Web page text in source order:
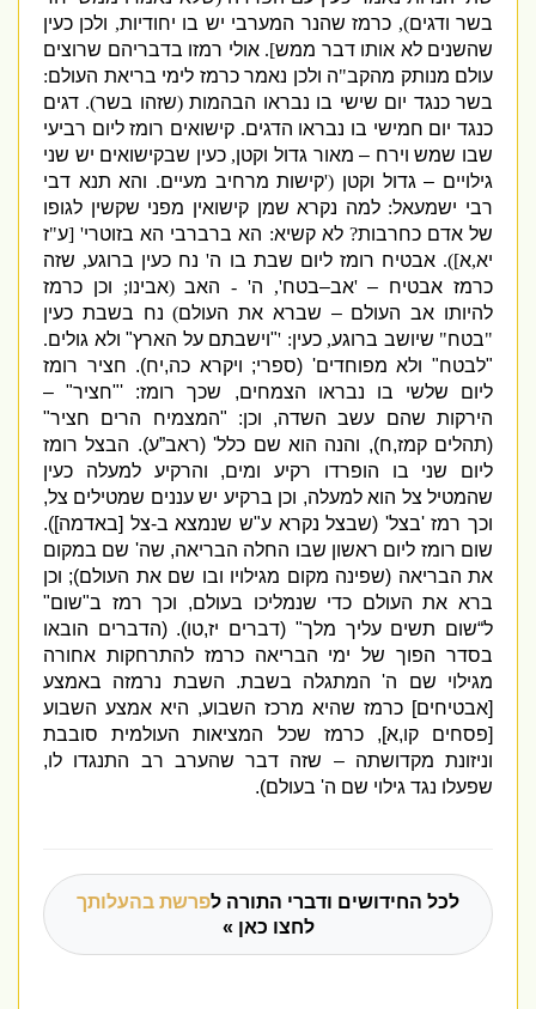
בשר ודגים),כרמז שהנר המערבי יש בו יחודיות,ולכן כעין
שהשנים לא אותו דבר ממש].אולי רמזו בדבריהם שרוצים
עולם מנותק מהקב"ה ולכן נאמר כרמז לימי בריאת העולם:
בשר כנגד יום שישי בו נבראו הבהמות(שזהו בשר).דגים
כנגד יום חמישי בו נבראו הדגים.קישואים רומז ליום רביעי
שבו שמש וירח – מאור גדול וקטן,כעין שבקישואים יש שני
גילויים – גדול וקטן(' קישות מרחיב מעיים.והא תנא דבי
רבי ישמעאל:למה נקרא שמן קישואין מפני שקשין לגופו
של אדם כחרבות?לא קשיא:הא ברברבי הא בזוטרי' [ע "ז
,א]).אבטיח רומז ליום שבת בו ה 'נח כעין ברוגע,שזה
כרמז אבטיח –'אב–בטח',ה ' - האב(אבינו;וכן כרמז
להיותו אב העולם – שברא את העולם)נח בשבת כעין
בטח"שיושב ברוגע,כעין: '
" וישבתם על הארץ"ולא גולים.
לבטח"ולא מפוחדים' (ספרי;ויקרא כה,יח).חציר רומז
ליום שלשי בו נבראו הצמחים,שכך רומז: '" חציר" –
הירקות שהם עשב השדה,וכן: " המצמיח הרים חציר"
תהלים קמז,ח),והנה הוא שם כלל' (ראב”ע).הבצל רומז
ליום שני בו הופרדו רקיע ומים,והרקיע למעלה כעין
שהמטיל צל הוא למעלה,וכן ברקיע יש עננים שמטילים צל,
וכך רמז'בצל' (שבצל נקרא ע "ש שנמצא ב צל[באדמה]).
שום רומז ליום ראשון שבו החלה הבריאה,שה'שם במקום
את הבריאה(שפינה מקום מגילויו ובו שם את העולם);וכן
ברא את העולם כדי שנמליכו בעולם,וכך רמז ב שום"
ל“שום תשים עליך מלך" (דברים יז טו). (הדברים הובאו
בסדר הפוך של ימי הבריאה כרמז להתרחקות אחורה
מגילוי שם ה
'המתגלה בשבת.השבת נרמזה באמצע
אבטיחים]כרמז שהיא מרכז השבוע,היא אמצע השבוע
פסחים קו ,א],כרמז שכל המציאות העולמית סובבת
וניזונת מקדושתה – שזה דבר שהערב רב התנגדו לו ,
שפעלו נגד גילוי שם ה 'בעולם).
לכל החידושים ודברי התורה לפרשת בהעלותך
לחצו כאן »